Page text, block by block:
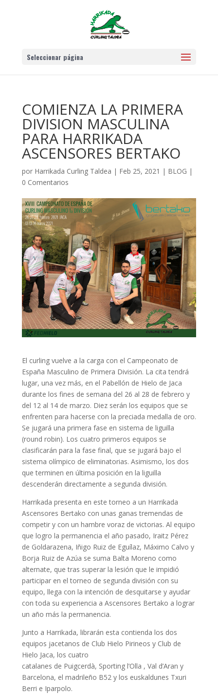
Seleccionar página
COMIENZA LA PRIMERA
DIVISION MASCULINA
PARA HARRIKADA
ASCENSORES BERTAKO
por Harrikada Curling Taldea | Feb 25, 2021 | BLOG |
0 Comentarios
El curling vuelve a la carga con el Campeonato de
España Masculino de Primera División. La cita tendrá
lugar, una vez más, en el Pabellón de Hielo de Jaca
durante los fines de semana del 26 al 28 de febrero y
del 12 al 14 de marzo. Diez serán los equipos que se
enfrenten para hacerse con la preciada medalla de oro.
Se jugará una primera fase en sistema de liguilla
(round robin). Los cuatro primeros equipos se
clasificarán para la fase final, que se jugará bajo el
sistema olímpico de eliminatorias. Asimismo, los dos
que terminen en última posición en la liguilla
descenderán directamente a segunda división.
Harrikada presenta en este torneo a un Harrikada
Ascensores Bertako con unas ganas tremendas de
competir y con un hambre voraz de victorias. Al equipo
que logro la permanencia el año pasado, Iraitz Pérez
de Goldarazena, Iñigo Ruiz de Eguílaz, Máximo Calvo y
Borja Ruiz de Azúa se suma Balta Moreno como
alternate, que tras superar la lesión que le impidió
participar en el torneo de segunda división con su
equipo, llega con la intención de desquitarse y ayudar
con toda su experiencia a Ascensores Bertako a lograr
un año más la permanencia.
Junto a Harrikada, librarán esta contienda los dos
equipos jacetanos de Club Hielo Pirineos y Club de
Hielo Jaca, los cuatro
catalanes de Puigcerdà, Sporting l’Olla , Val d’Aran y
Barcelona, el madrileño B52 y los euskaldunes Txuri
Berri e Iparpolo.